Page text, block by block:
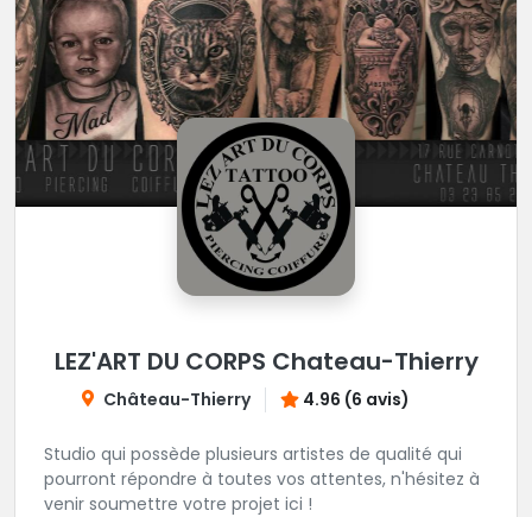
LEZ'ART DU CORPS Chateau-Thierry
Château-Thierry 4.96 (6 avis)
Studio qui possède plusieurs artistes de qualité qui
pourront répondre à toutes vos attentes, n'hésitez à
venir soumettre votre projet ici !